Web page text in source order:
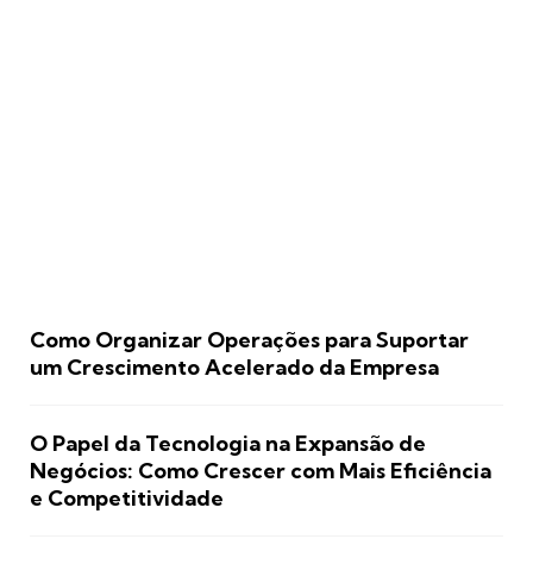
Como Organizar Operações para Suportar
um Crescimento Acelerado da Empresa
O Papel da Tecnologia na Expansão de
Negócios: Como Crescer com Mais Eficiência
e Competitividade